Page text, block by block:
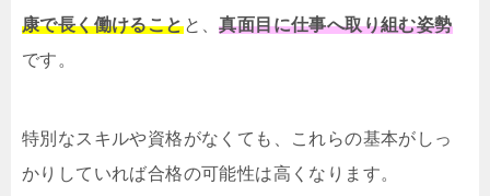
康で長く働けることと、真面目に仕事へ取り組む姿勢
です。
特別なスキルや資格がなくても、これらの基本がしっ
かりしていれば合格の可能性は高くなります。